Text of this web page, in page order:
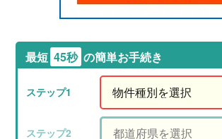
最短 45秒 の簡単お手続き